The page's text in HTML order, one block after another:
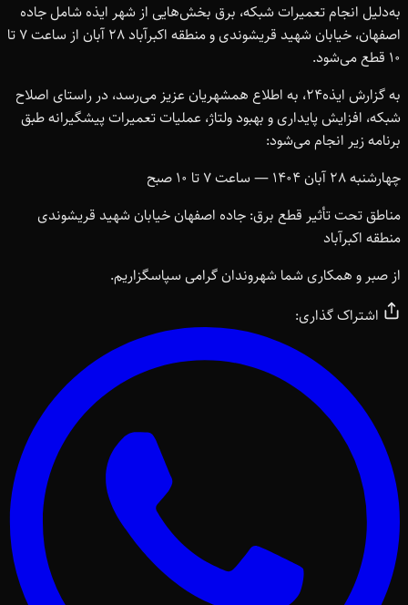
به‌دلیل انجام تعمیرات شبکه، برق بخش‌هایی از شهر ایذه شامل جاده
اصفهان، خیابان شهید قریشوندی و منطقه اکبرآباد 28 آبان از ساعت 7 تا
10 قطع می‌شود.
به گزارش ایذه24، به اطلاع همشهریان عزیز می‌رسد، در راستای اصلاح
شبکه، افزایش پایداری و بهبود ولتاژ، عملیات تعمیرات پیشگیرانه طبق
برنامه زیر انجام می‌شود:
چهارشنبه 28 آبان 1404 — ساعت 7 تا 10 صبح
مناطق تحت تأثیر قطع برق: جاده اصفهان خیابان شهید قریشوندی
منطقه اکبرآباد
از صبر و همکاری شما شهروندان گرامی سپاسگزاریم.
اشتراک گذاری: